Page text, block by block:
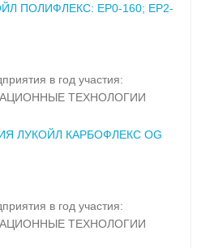
ПОЛИФЛЕКС: ЕР0-160; ЕР2-
в год участия:
ТЕХНОЛОГИИ
ЛУКОЙЛ КАРБОФЛЕКС OG
в год участия:
ТЕХНОЛОГИИ